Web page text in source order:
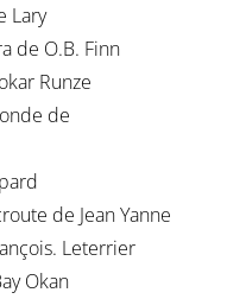
Lary
de O.B. Finn
Runze
de
de Jean Yanne
Leterrier
Okan